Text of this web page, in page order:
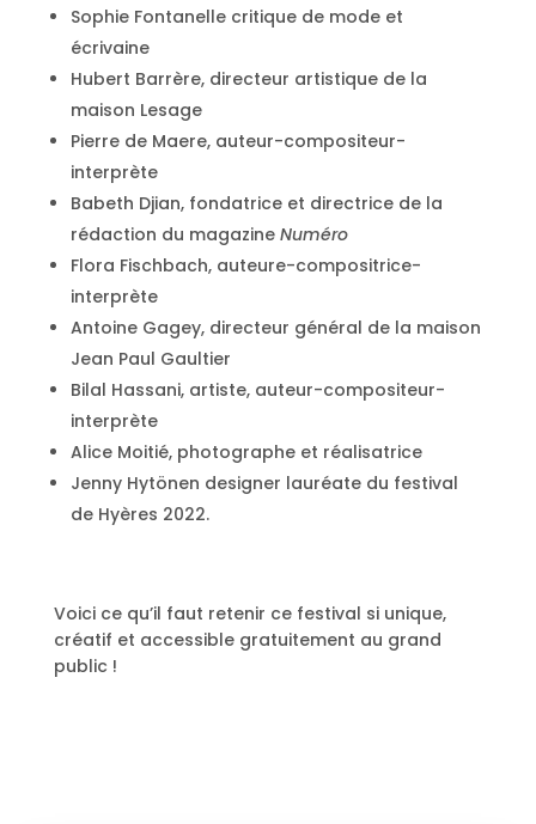
Sophie Fontanelle critique de mode et
écrivaine
Hubert Barrère, directeur artistique de la
maison Lesage
Pierre de Maere, auteur-compositeur-
interprète
Babeth Djian, fondatrice et directrice de la
rédaction du magazine Numéro
Flora Fischbach, auteure-compositrice-
interprète
Antoine Gagey, directeur général de la maison
Jean Paul Gaultier
Bilal Hassani, artiste, auteur-compositeur-
interprète
Alice Moitié, photographe et réalisatrice
Jenny Hytönen designer lauréate du festival
de Hyères 2022.
Voici ce qu’il faut retenir ce festival si unique,
créatif et accessible gratuitement au grand
public !